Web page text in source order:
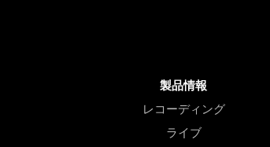
製品情報
レコーディング
ライブ